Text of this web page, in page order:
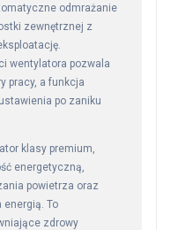
odmrażanie
zewnętrznej z
wentylatora pozwala
pracy, a funkcja
po zaniku
klasy premium,
energetyczną,
powietrza oraz
To
zdrowy